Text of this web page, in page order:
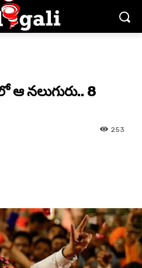
నలుగురు.. 8
253